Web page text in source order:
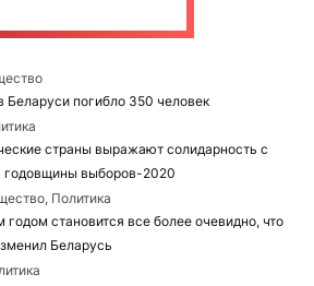
Беларуси погибло 350 человек
страны выражают солидарность с
годовщины выборов-2020
Политика
становится все более очевидно, что
Беларусь